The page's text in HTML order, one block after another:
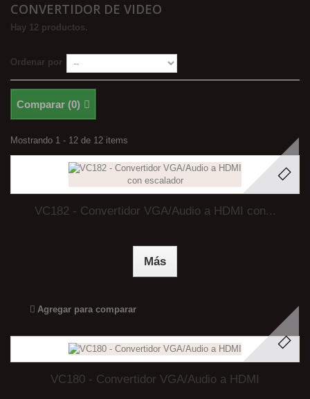
CONVERTIDOR DE VIDEO
Hay 12 productos.
Ordenar por
Comparar (0)
Mostrando 1 - 12 de 12 items
VC182 - Convertidor VGA/Audio a HDMI con...
Más
Agregar para comparar
VC180 - Convertidor VGA/Audio a HDMI